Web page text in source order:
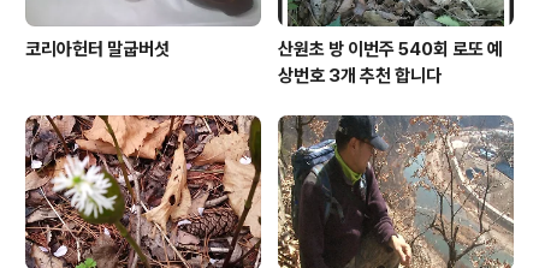
코리아헌터 말굽버섯
산원초 방 이번주 540회 로또 예
상번호 3개 추천 합니다